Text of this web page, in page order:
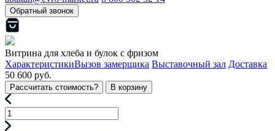
Обратный звонок
Витрина для хлеба и булок с фризом
ХарактеристикиВызов замерщика Выставочный зал Доставка
50 600 руб.
Рассчитать стоимость? В корзину